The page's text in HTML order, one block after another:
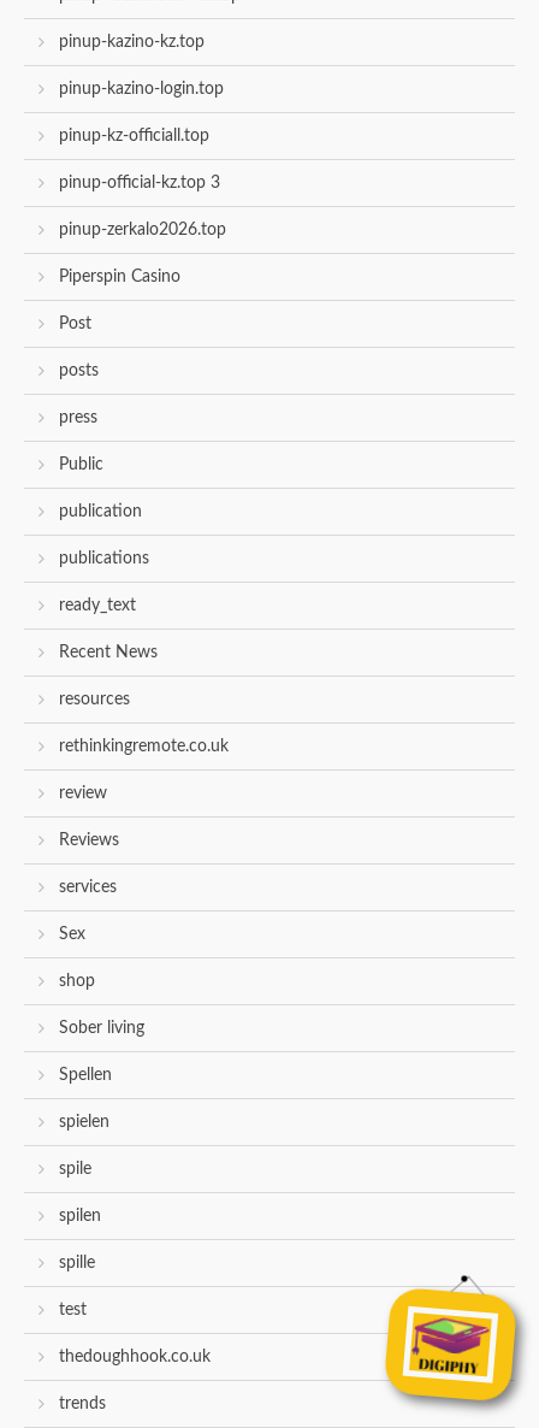
pinup-kazino-kz.top
pinup-kazino-login.top
pinup-kz-officiall.top
pinup-official-kz.top 3
pinup-zerkalo2026.top
Piperspin Casino
Post
posts
press
Public
publication
publications
ready_text
Recent News
resources
rethinkingremote.co.uk
review
Reviews
services
Sex
shop
Sober living
Spellen
spielen
spile
spilen
spille
test
thedoughhook.co.uk
trends